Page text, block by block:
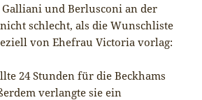
und Berlusconi an der
schlecht, als die Wunschliste
von Ehefrau Victoria vorlag:
24 Stunden für die Beckhams
verlangte sie ein